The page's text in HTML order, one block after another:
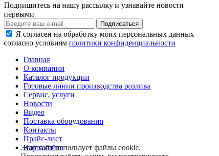
Подпишитесь на нашу рассылку и узнавайте новости
первыми
Я согласен на обработку моих персональных данных
согласно условиям политики конфиденциальности
Главная
О компании
Каталог продукции
Готовые линии производства розлива
Сервис, услуги
Новости
Видео
Поставка оборудования
Контакты
Прайс-лист
Карта сайта
Этот сайт использует файлы cookie.